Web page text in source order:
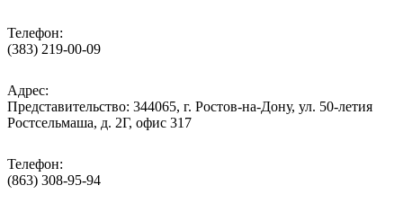
Телефон:
(383) 219-00-09
Адрес:
Представительство: 344065, г. Ростов-на-Дону, ул. 50-летия
Ростсельмаша, д. 2Г, офис 317
Телефон:
(863) 308-95-94